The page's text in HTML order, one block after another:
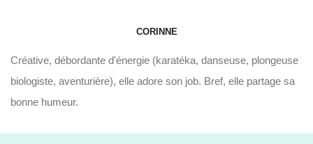
CORINNE
Créative, débordante d'énergie (karatéka, danseuse, plongeuse
biologiste, aventurière), elle adore son job. Bref, elle partage sa
bonne humeur.